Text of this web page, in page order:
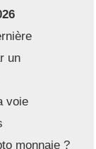
un
voie
monnaie ?